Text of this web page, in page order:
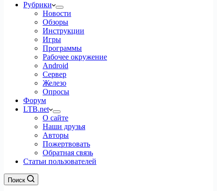
Рубрики
Новости
Обзоры
Инструкции
Игры
Программы
Рабочее окружение
Android
Сервер
Железо
Опросы
Форум
LTB.net
О сайте
Наши друзья
Авторы
Пожертвовать
Обратная связь
Статьи пользователей
Поиск